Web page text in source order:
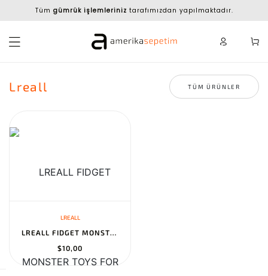
Tüm gümrük işlemleriniz tarafımızdan yapılmaktadır.
Lreall TÜM ÜRÜNLER
LREALL
LREALL FIDGET MONSTER TOYS FOR KIDS, ANTI-ANXIETY & VENTING NOVEL...
$10,00